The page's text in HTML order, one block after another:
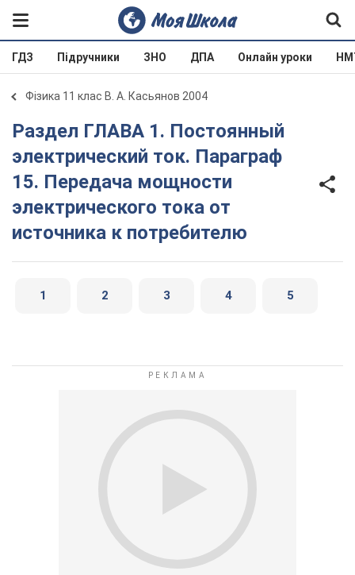
ГДЗ Підручники ЗНО ДПА Онлайн уроки
Фізика 11 клас В. А. Касьянов 2004
Раздел ГЛАВА 1. Постоянный
электрический ток. Параграф
15. Передача мощности
электрического тока от
источника к потребителю
1 2 3 4 5